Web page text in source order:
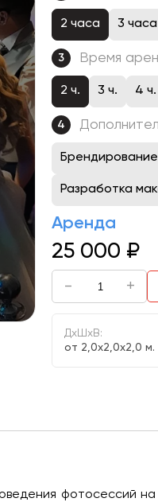
2 часа 3 часа
3 Время
2 ч. 3 ч. 4 ч.
4
Разработка
Аренда
25 000 ₽
- +
ДxШxВ:
от 2,0x2,0x2,0 м.
фотосессий